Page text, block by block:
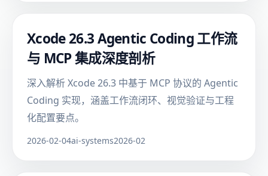
Xcode 26.3 Agentic Coding 工作流
与 MCP 集成深度剖析
深入解析 Xcode 26.3 中基于 MCP 协议的 Agentic
Coding 实现，涵盖工作流闭环、视觉验证与工程
化配置要点。
2026-02-04ai-systems2026-02